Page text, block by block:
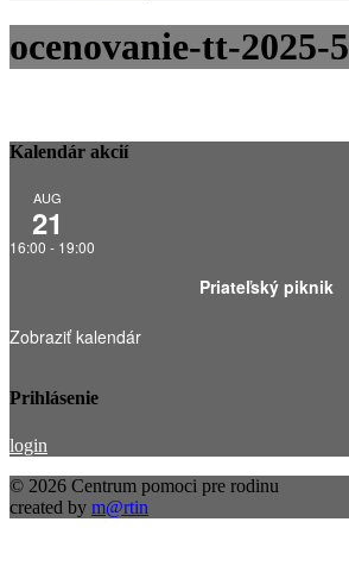
ocenovanie-tt-2025-5
Kalendár akcií
AUG
21
16:00 - 19:00
Priateľský piknik
Zobraziť kalendár
Prihlásenie
login
© 2026 Centrum pomoci pre rodinu
created by m@rtin